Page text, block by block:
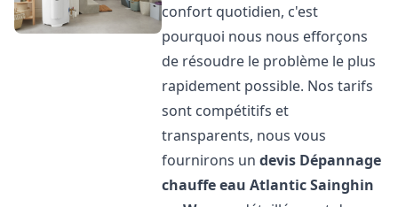
confort quotidien, c'est
pourquoi nous nous efforçons
de résoudre le problème le plus
rapidement possible. Nos tarifs
sont compétitifs et
transparents, nous vous
fournirons undevis Dépannage
chauffe eau AtlanticSainghin